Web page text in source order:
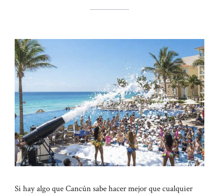
Si hay algo que Cancún sabe hacer mejor que cualquier